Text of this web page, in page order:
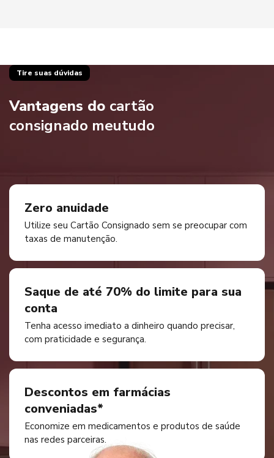
Tire suas dúvidas
Vantagens do cartão
consignado meutudo
Zero anuidade
Utilize seu Cartão Consignado sem se preocupar com
taxas de manutenção.
Saque de até 70% do limite para sua
conta
Tenha acesso imediato a dinheiro quando precisar,
com praticidade e segurança.
Descontos em farmácias
conveniadas*
Economize em medicamentos e produtos de saúde
nas redes parceiras.